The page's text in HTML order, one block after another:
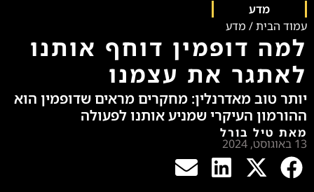
מדע
עמוד הבית/ מדע
למה דופמין דוחף אותנו
לאתגר את עצמנו
יותר טוב מאדרנלין: מחקרים מראים שדופמין הוא
ההורמון העיקרי שמניע אותנו לפעולה
מאת טיל בורל
13 באוגוסט, 2024